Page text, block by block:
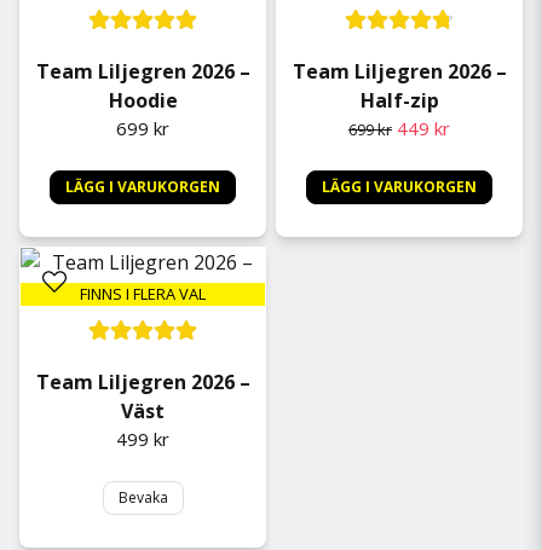
Team Liljegren 2026 –
Hoodie
699 kr
LÄGG I VARUKORGEN
Team Liljegren 2026 –
Half-zip
699 kr 449 kr
LÄGG I VARUKORGEN
FINNS I FLERA VAL
Team Liljegren 2026 –
Väst
499 kr
Bevaka